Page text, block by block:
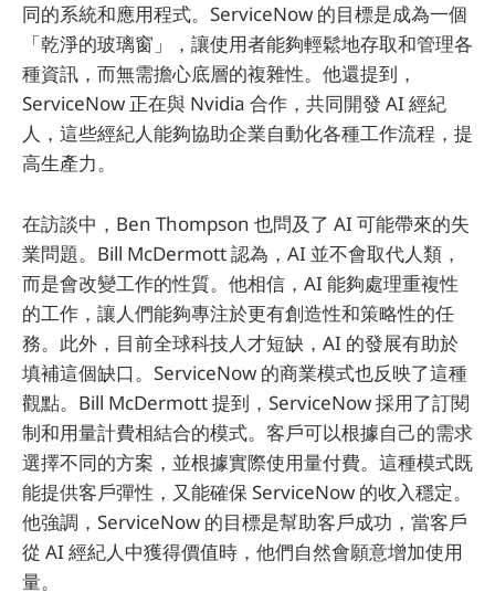
同的系統和應用程式。ServiceNow 的目標是成為一個
「乾淨的玻璃窗」，讓使用者能夠輕鬆地存取和管理各
種資訊，而無需擔心底層的複雜性。他還提到，
ServiceNow 正在與 Nvidia 合作，共同開發 AI 經紀
人，這些經紀人能夠協助企業自動化各種工作流程，提
高生產力。
在訪談中，Ben Thompson 也問及了 AI 可能帶來的失
業問題。Bill McDermott 認為，AI 並不會取代人類，
而是會改變工作的性質。他相信，AI 能夠處理重複性
的工作，讓人們能夠專注於更有創造性和策略性的任
務。此外，目前全球科技人才短缺，AI 的發展有助於
填補這個缺口。ServiceNow 的商業模式也反映了這種
觀點。Bill McDermott 提到，ServiceNow 採用了訂閱
制和用量計費相結合的模式。客戶可以根據自己的需求
選擇不同的方案，並根據實際使用量付費。這種模式既
能提供客戶彈性，又能確保 ServiceNow 的收入穩定。
他強調，ServiceNow 的目標是幫助客戶成功，當客戶
從 AI 經紀人中獲得價值時，他們自然會願意增加使用
量。